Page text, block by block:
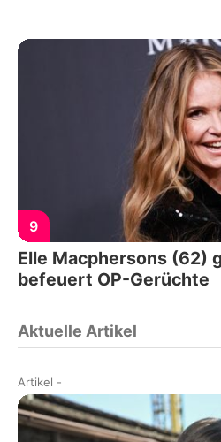
9
Elle Macphersons (62)
befeuert OP-Gerüchte
Aktuelle Artikel
Artikel -